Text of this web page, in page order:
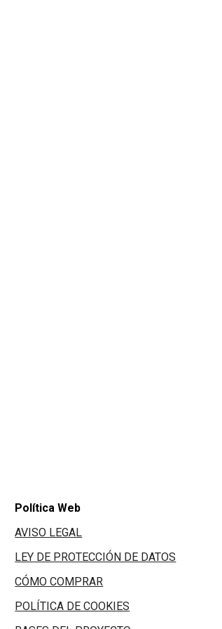
Política Web
AVISO LEGAL
LEY DE PROTECCIÓN DE DATOS
CÓMO COMPRAR
POLÍTICA DE COOKIES